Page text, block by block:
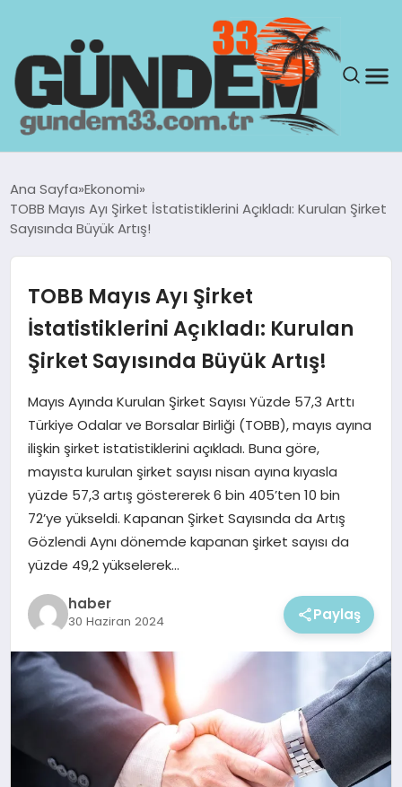
GÜNDEM
SAĞLIK
TEKNOLOJI
EKONOMI
MAGAZIN
Ana Sayfa Ekonomi
TOBB Mayıs Ayı Şirket İstatistiklerini Açıkladı: Kurulan Şirket
Sayısında Büyük Artış!
TOBB Mayıs Ayı Şirket
İstatistiklerini Açıkladı: Kurulan
Şirket Sayısında Büyük Artış!
Mayıs Ayında Kurulan Şirket Sayısı Yüzde 57,3 Arttı
Türkiye Odalar ve Borsalar Birliği (TOBB), mayıs ayına
ilişkin şirket istatistiklerini açıkladı. Buna göre,
mayısta kurulan şirket sayısı nisan ayına kıyasla
yüzde 57,3 artış göstererek 6 bin 405’ten 10 bin
72’ye yükseldi. Kapanan Şirket Sayısında da Artış
Gözlendi Aynı dönemde kapanan şirket sayısı da
yüzde 49,2 yükselerek…
haber
30 Haziran 2024 Paylaş